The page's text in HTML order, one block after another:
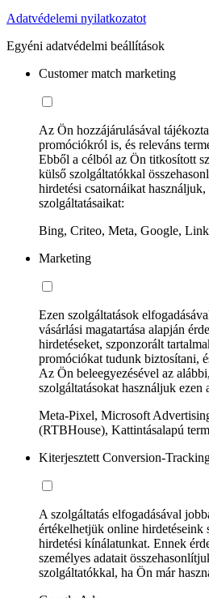
Adatvédelemi nyilatkozatot
Egyéni adatvédelmi beállítások
Customer match marketing
Az Ön hozzájárulásával
promóciókról is, és releváns
Ebből a célból az Ön titkosított
külső szolgáltatókkal
hirdetési csatornáikat
szolgáltatásaikat:
Bing, Criteo, Meta, Google,
Marketing
Ezen szolgáltatások
vásárlási magatartása alapján
hirdetéseket, szponzorált
promóciókat tudunk biztosítani,
Az Ön beleegyezésével az
szolgáltatásokat használjuk ezen
Meta-Pixel, Microsoft
(RTBHouse), Kattintásalapú
Kiterjesztett Conversion-
A szolgáltatás elfogadásával
értékelhetjük online hirdetéseink
hirdetési kínálatunkat. Ennek
személyes adatait
szolgáltatókkal, ha Ön már